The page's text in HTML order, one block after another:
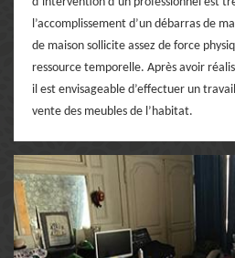
l’accomplissement d’un débarras de
de maison sollicite assez de force
ressource temporelle. Après avoir
il est envisageable d’effectuer un
vente des meubles de l’habitat.